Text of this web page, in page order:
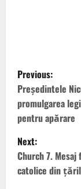
P
o
s
t
n
Previous:
Președintele
promulgarea
pentru apărare
Next:
Church 7.
catolice din